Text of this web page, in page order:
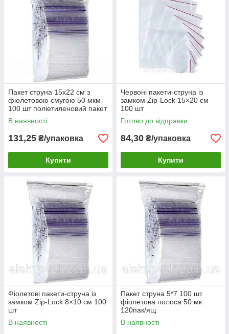
Пакет струна 15х22 см з
фіолетовою смугою 50 мкм
100 шт поліетиленовий пакет
В наявності
131,25 ₴/упаковка
Купити
Червоні пакети-струна із
замком Zip-Lock 15×20 см
100 шт
Готово до відправки
84,30 ₴/упаковка
Купити
Фіолетові пакети-струна із
замком Zip-Lock 8×10 см 100
шт
В наявності
Пакет струна 5*7 100 шт
фіолетова полоса 50 мк
120пак/ящ
В наявності